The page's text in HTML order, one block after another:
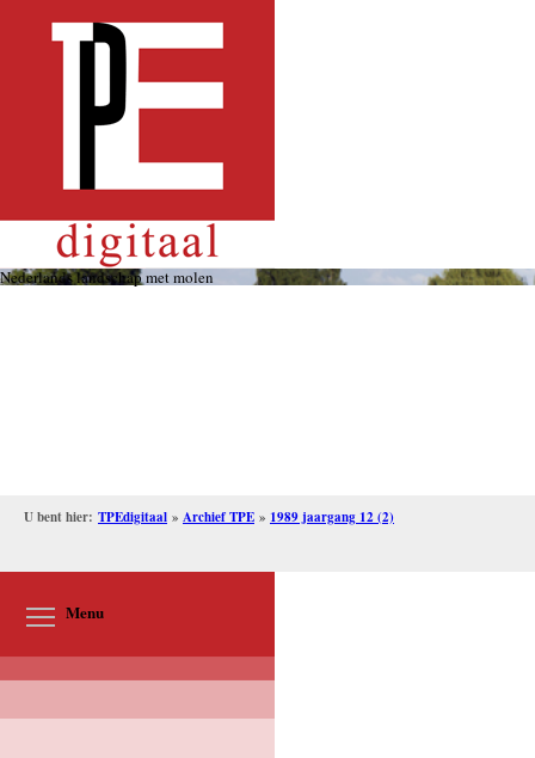
Nederlands landschap met molen
U bent hier: TPEdigitaal » Archief TPE » 1989 jaargang 12 (2)
Menu